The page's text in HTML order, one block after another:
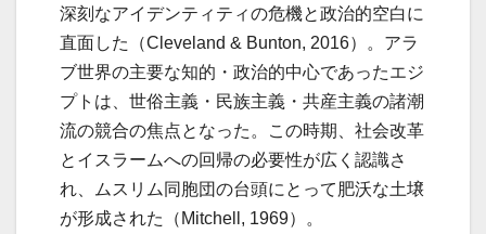
深刻なアイデンティティの危機と政治的空白に
直面した（Cleveland & Bunton, 2016）。アラ
ブ世界の主要な知的・政治的中心であったエジ
プトは、世俗主義・民族主義・共産主義の諸潮
流の競合の焦点となった。この時期、社会改革
とイスラームへの回帰の必要性が広く認識さ
れ、ムスリム同胞団の台頭にとって肥沃な土壌
が形成された（Mitchell, 1969）。